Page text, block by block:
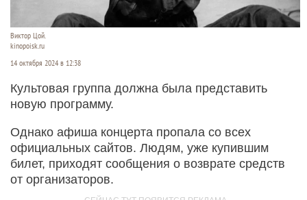
Виктор Цой.
kinopoisk.ru
14 октября 2024 в 12:38
Культовая группа должна была представить
новую программу.
Однако афиша концерта пропала со всех
официальных сайтов. Людям, уже купившим
билет, приходят сообщения о возврате средств
от организаторов.